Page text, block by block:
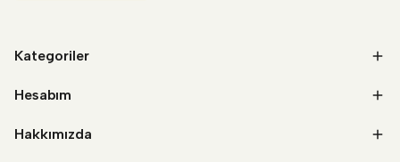
Kategoriler
Hesabım
Hakkımızda